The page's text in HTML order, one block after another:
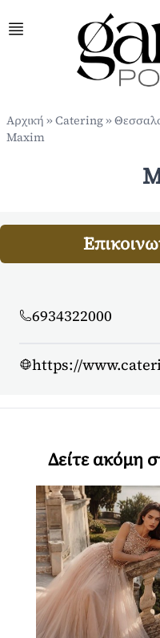
Αρχική »Catering»
Maxim
6934322000
https://
Δείτε ακόμη